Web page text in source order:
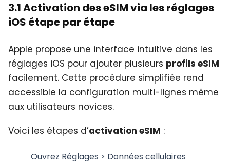
3.1 Activation des eSIM via les réglages
iOS étape par étape
Apple propose une interface intuitive dans les
réglages iOS pour ajouter plusieurs profils eSIM
facilement. Cette procédure simplifiée rend
accessible la configuration multi-lignes même
aux utilisateurs novices.
Voici les étapes d’activation eSIM :
Ouvrez Réglages > Données cellulaires